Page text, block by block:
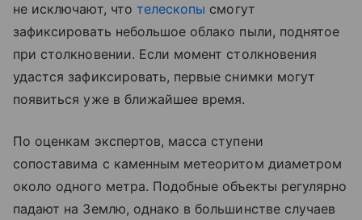
не исключают, что телескопы смогут
зафиксировать небольшое облако пыли, поднятое
при столкновении. Если момент столкновения
удастся зафиксировать, первые снимки могут
появиться уже в ближайшее время.
По оценкам экспертов, масса ступени
сопоставима с каменным метеоритом диаметром
около одного метра. Подобные объекты регулярно
падают на Землю, однако в большинстве случаев